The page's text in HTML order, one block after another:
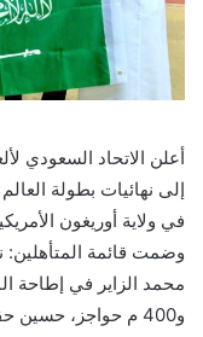
في ولاية أوريغون الأمريكية خلال